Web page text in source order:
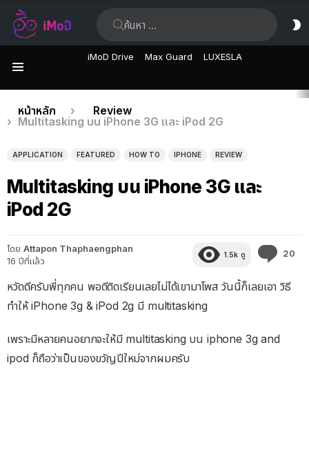
iMoD Drive Max Guard LUXESLA
เรื่อง
ล่าสุด
คุณอยู่ที่นี่:
หน้าหลัก
Review
Multitasking บน iPhone 3G และ iPod 2G
APPLICATION FEATURED HOW TO IPHONE REVIEW
Multitasking บน iPhone 3G และ
iPod 2G
โดย Attapon Thaphaengphan
16 ปีที่แล้ว
1.5k ดู 20
หวัดดีครับพี่ทุกคน พอดีติดเรียนเลยไม่ได้เขามาโพส วันนี้ก็เลยเอา วิธี
ทำให้ iPhone 3g & iPod 2g มี multitasking
เพราะมีหลายคนอยากจะให้มี multitasking บน iphone 3g and
ipod ก็ถือว่าเป็นของขวัญปีใหม่จากผมครับ